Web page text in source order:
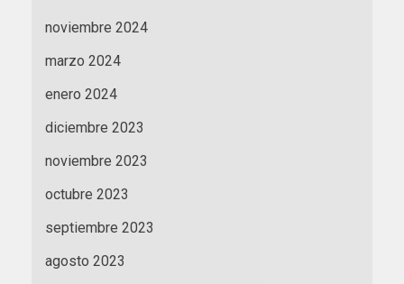
noviembre 2024
marzo 2024
enero 2024
diciembre 2023
noviembre 2023
octubre 2023
septiembre 2023
agosto 2023